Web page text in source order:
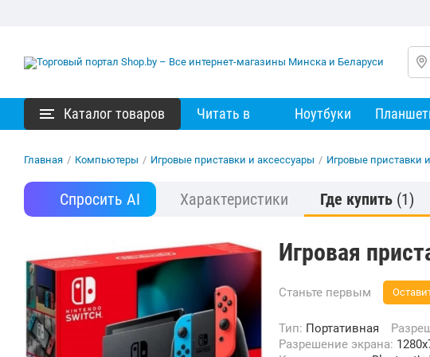
Каталог товаров Читать в Ноутбуки
Главная / Компьютеры / Игровые приставки и аксессуары / Игровые приставки
Спросить AI Характеристики Где купить (1)
Игровая
Станьте первым
Тип: Портативная
Разрешение экрана: